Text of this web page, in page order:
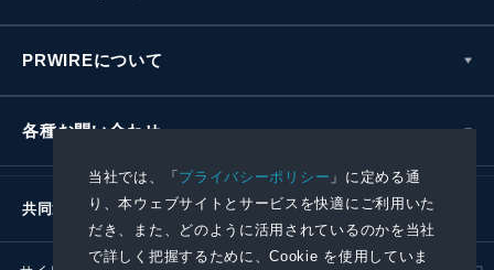
当社では、「プライバシーポリシー 」に定める通
り、本ウェブサイトとサービスを快適にご利用いた
だき、また、どのように活用されているのかを当社
で詳しく把握するために、Cookie を使用していま
PRWIREについて
各種お問い合わせ
共同通信社グループ